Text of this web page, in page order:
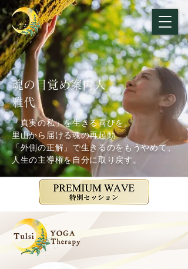
魂の目覚め案内人
雅代
「真実の私」を生きる喜びを。
里山から届ける魂の再起動
「外側の正解」で生きるのをもうやめて、
人生の主導権を自分に取り戻す。